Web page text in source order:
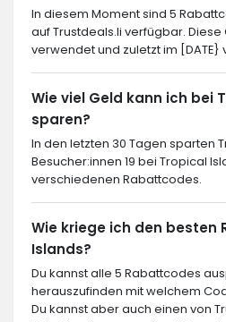
In diesem Moment sind 5
auf Trustdeals.li verfügbar.
verwendet und zuletzt im [DATE}
Wie viel Geld kann ich bei
sparen?
In den letzten 30 Tagen sparten
Besucher:innen 19 bei Tropical
verschiedenen Rabattcodes.
Wie kriege ich den besten
Islands?
Du kannst alle 5 Rabattcodes
herauszufinden mit welchem
Du kannst aber auch einen von